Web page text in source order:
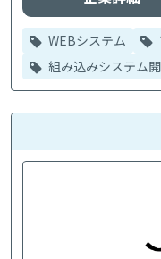
WEBシステム
組み込みシステム